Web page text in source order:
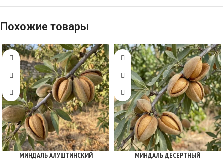
Похожие товары
МИНДАЛЬ АЛУШТИНСКИЙ МИНДАЛЬ ДЕСЕРТНЫЙ